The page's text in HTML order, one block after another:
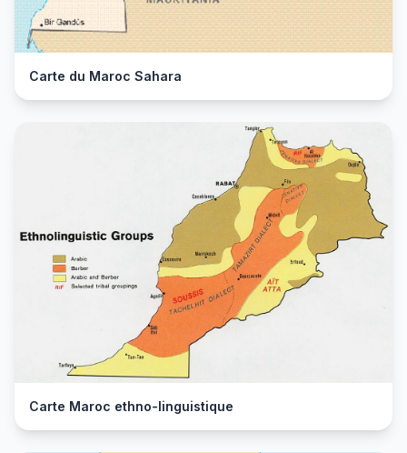
Carte du Maroc Sahara
Carte Maroc ethno-linguistique